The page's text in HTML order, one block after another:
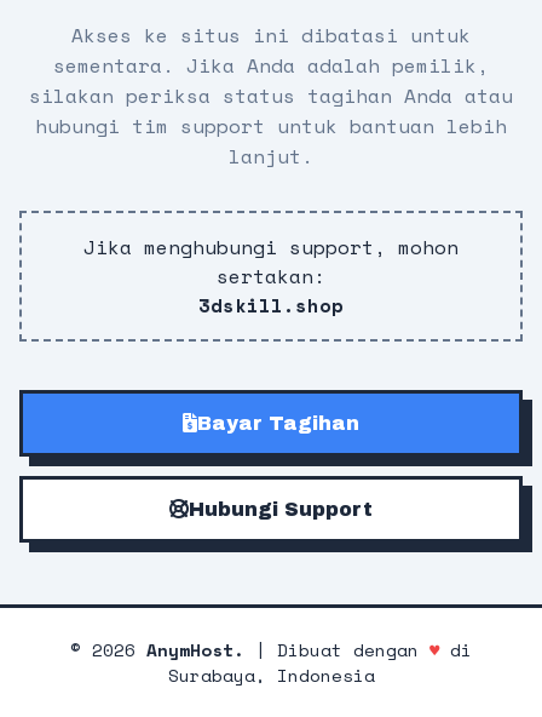
Akses ke situs ini dibatasi untuk
sementara. Jika Anda adalah pemilik,
silakan periksa status tagihan Anda atau
hubungi tim support untuk bantuan lebih
lanjut.
Jika menghubungi support, mohon
sertakan:
3dskill.shop
Bayar Tagihan
Hubungi Support
© 2026 AnymHost. | Dibuat dengan ♥di
Surabaya, Indonesia